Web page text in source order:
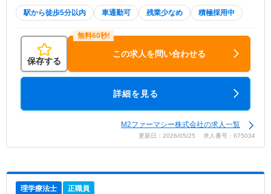
駅から徒歩5分以内 車通勤可 残業少なめ 積極採用中
保存する
この求人を問い合わせる
詳細を見る
M2ファーマシー株式会社の求人一覧
更新日：2026/05/25 求人番号：675034
理学療法士 正職員